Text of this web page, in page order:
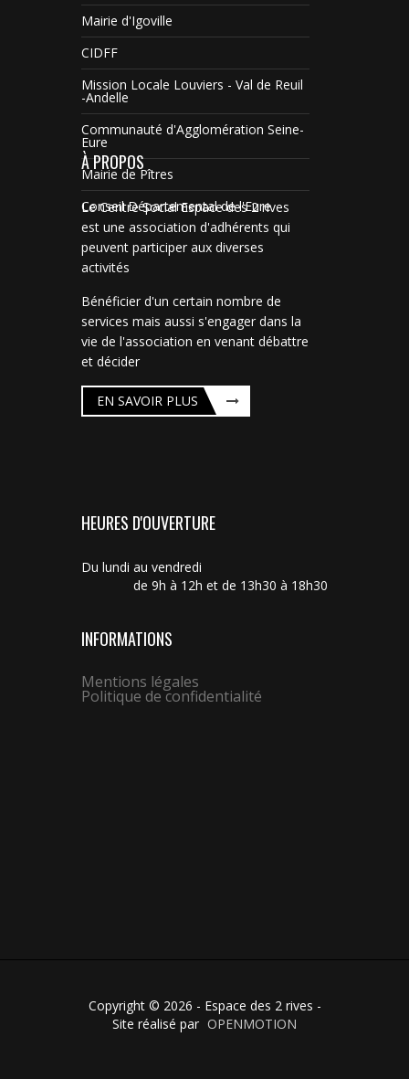
Mairie d'Igoville
CIDFF
Mission Locale Louviers - Val de Reuil
-Andelle
Communauté d'Agglomération Seine-
Eure
Mairie de Pîtres
Conseil Départemental de l'Eure
À PROPOS
Le Centre Social Espace des 2 rives
est une association d'adhérents qui
peuvent participer aux diverses
activités
Bénéficier d'un certain nombre de
services mais aussi s'engager dans la
vie de l'association en venant débattre
et décider
EN SAVOIR PLUS
HEURES D'OUVERTURE
Du lundi au vendredi
de 9h à 12h et de 13h30 à 18h30
INFORMATIONS
Mentions légales
Politique de confidentialité
Copyright © 2026 - Espace des 2 rives -
Site réalisé par OPENMOTION